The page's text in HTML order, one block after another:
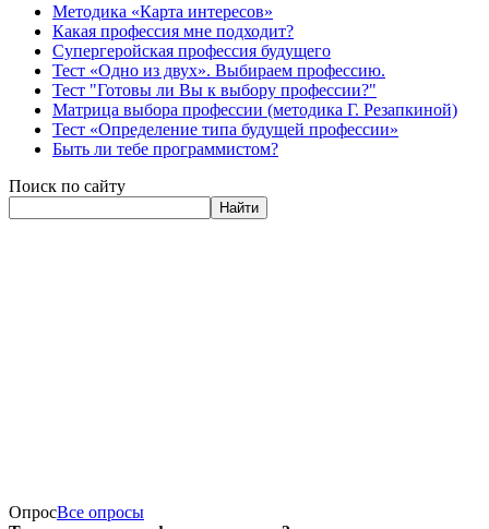
Методика «Карта интересов»
Какая профессия мне подходит?
Супергеройская профессия будущего
Тест «Одно из двух». Выбираем профессию.
Тест "Готовы ли Вы к выбору профессии?"
Матрица выбора профессии (методика Г. Резапкиной)
Тест «Определение типа будущей профессии»
Быть ли тебе программистом?
Поиск по сайту
Найти
ОпросВсе опросы